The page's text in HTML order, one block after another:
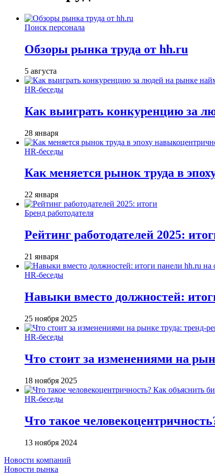
Поиск персонала
Обзоры рынка труда от hh.ru
5 августа
HR-беседы
Как выиграть конкуренцию за
28 января
HR-беседы
Как меняется рынок труда в
22 января
Бренд работодателя
Рейтинг работодателей 2025:
21 января
HR-беседы
Навыки вместо должностей:
25 ноября 2025
HR-беседы
Что стоит за изменениями на
18 ноября 2025
HR-беседы
Что такое
13 ноября 2024
Новости компаний
Новости рынка